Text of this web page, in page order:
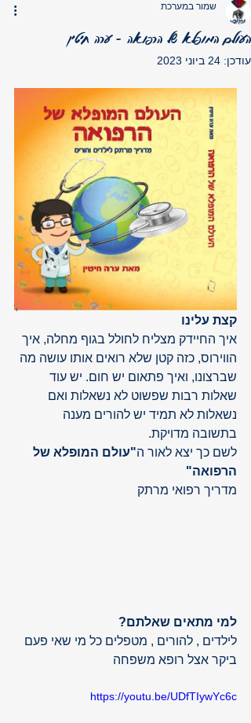
העולם המופלא של הרפואה - ערה חיטין
שמור במערכת
עודכן: 24 ביוני 2023
קצת עלינו
איך החיידק מצליח לחולל בגוף מחלה, איך
הווירוס, כזה קטן שלא רואים אותו עושה מה
שברצונו, ואיך פתאום יש חום. יש עוד
שאלות רבות שפשוט לא נשאלות ואם
נשאלות לא תמיד יש להורים מענה
בתשובה מדויקת.
לשם כך יצא לאור ה"עולם המופלא של
הרפואה"
מדריך רפואי מרתק
למי מתאים שאלתם?
לילדים , להורים , מטפלים כל מי שאי פעם
ביקר אצל רופא משפחה
https://youtu.be/UDfTIywYc6c